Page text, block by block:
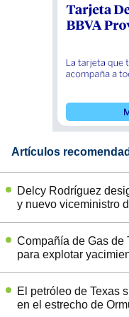
Artículos
Delcy Rodríguez
y nuevo viceministro
Compañía de Gas de
para explotar
El petróleo de Texas
en el estrecho de